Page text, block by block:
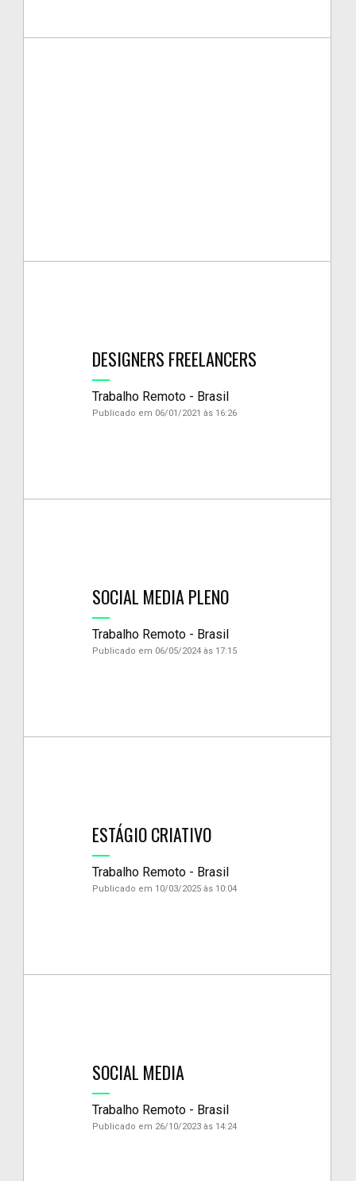
DESIGNERS FREELANCERS
Trabalho Remoto - Brasil
Publicado em 06/01/2021 às 16:26
SOCIAL MEDIA PLENO
Trabalho Remoto - Brasil
Publicado em 06/05/2024 às 17:15
ESTÁGIO CRIATIVO
Trabalho Remoto - Brasil
Publicado em 10/03/2025 às 10:04
SOCIAL MEDIA
Trabalho Remoto - Brasil
Publicado em 26/10/2023 às 14:24